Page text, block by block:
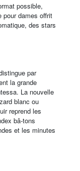
possible,
pour dames offrit
des stars
par
la grande
La nouvelle
blanc ou
reprend les
bâ-tons
et les minutes